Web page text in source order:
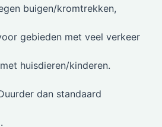
buigen/kromtrekken,
gebieden met veel verkeer
huisdieren/kinderen.
dan standaard